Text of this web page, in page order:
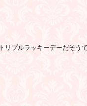
リプルラッキーデーだそう